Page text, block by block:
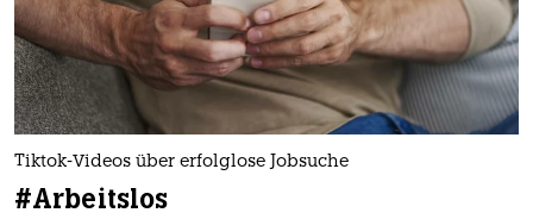
Tiktok-Videos über erfolglose Jobsuche
#Arbeitslos